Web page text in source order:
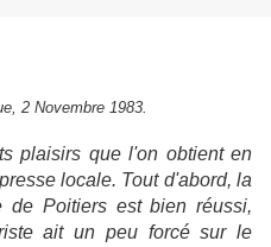
2 Novembre 1983.
plaisirs que l'on obtient en
locale. Tout d'abord, la
de Poitiers est bien réussi,
ait un peu forcé sur le